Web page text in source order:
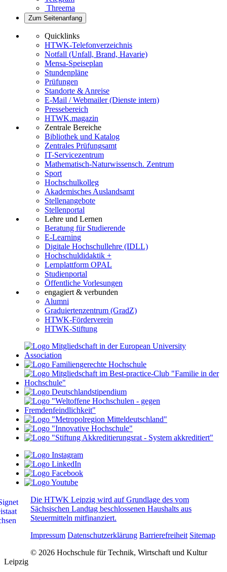
Threema
Zum Seitenanfang
Quicklinks
HTWK-Telefonverzeichnis
Notfall (Unfall, Brand, Havarie)
Mensa-Speiseplan
Stundenpläne
Prüfungen
Standorte & Anreise
E-Mail / Webmailer (Dienste intern)
Pressebereich
HTWK.magazin
Zentrale Bereiche
Bibliothek und Katalog
Zentrales Prüfungsamt
IT-Servicezentrum
Mathematisch-Naturwissensch. Zentrum
Sport
Hochschulkolleg
Akademisches Auslandsamt
Stellenangebote
Stellenportal
Lehre und Lernen
Beratung für Studierende
E-Learning
Digitale Hochschullehre (IDLL)
Hochschuldidaktik +
Lernplattform OPAL
Studienportal
Öffentliche Vorlesungen
engagiert & verbunden
Alumni
Graduiertenzentrum (GradZ)
HTWK-Förderverein
HTWK-Stiftung
Die HTWK Leipzig wird auf Grundlage des vom
Sächsischen Landtag beschlossenen Haushalts aus
Steuermitteln mitfinanziert.
Impressum Datenschutzerklärung Barrierefreiheit Sitemap
© 2026 Hochschule für Technik, Wirtschaft und Kultur
Leipzig